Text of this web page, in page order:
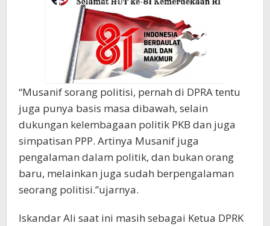
“Musanif sorang politisi, pernah di DPRA tentu
juga punya basis masa dibawah, selain
dukungan kelembagaan politik PKB dan juga
simpatisan PPP. Artinya Musanif juga
pengalaman dalam politik, dan bukan orang
baru, melainkan juga sudah berpengalaman
seorang politisi.”ujarnya.
Iskandar Ali saat ini masih sebagai Ketua DPRK